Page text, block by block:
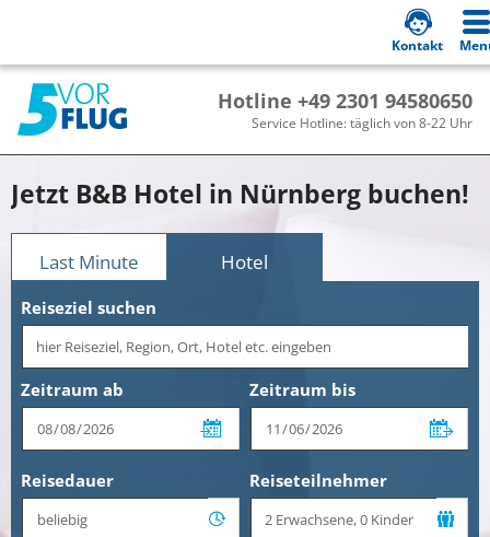
Hotline +49 2301 94580650
Service Hotline: täglich von 8-22 Uhr
Kontakt
Jetzt B&B Hotel in Nürnberg buchen!
Last Minute Hotel
Reiseziel suchen
Zeitraum ab Zeitraum bis
Reisedauer Reiseteilnehmer